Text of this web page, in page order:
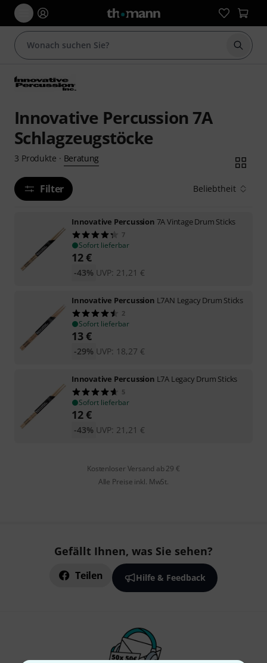
Suche
Innovative Percussion 7A
Schlagzeugstöcke
3 Produkte · Beratung
Filter Beliebtheit
Innovative Percussion 7A Vintage Drum Sticks
7
Sofort lieferbar
12€
UVP: 21,21 €
-43%
Innovative Percussion L7AN Legacy Drum Sticks
2
Sofort lieferbar
13€
UVP: 18,27 €
-29%
Innovative Percussion L7A Legacy Drum Sticks
5
Sofort lieferbar
12€
UVP: 21,21 €
-43%
Kostenloser Versand ab 29 €
Alle Preise inkl. MwSt.
Gefällt Ihnen, was Sie sehen?
Teilen Hilfe & Feedback